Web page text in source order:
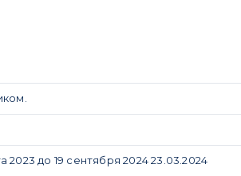
2023 до 19 сентября 2024 23.03.2024